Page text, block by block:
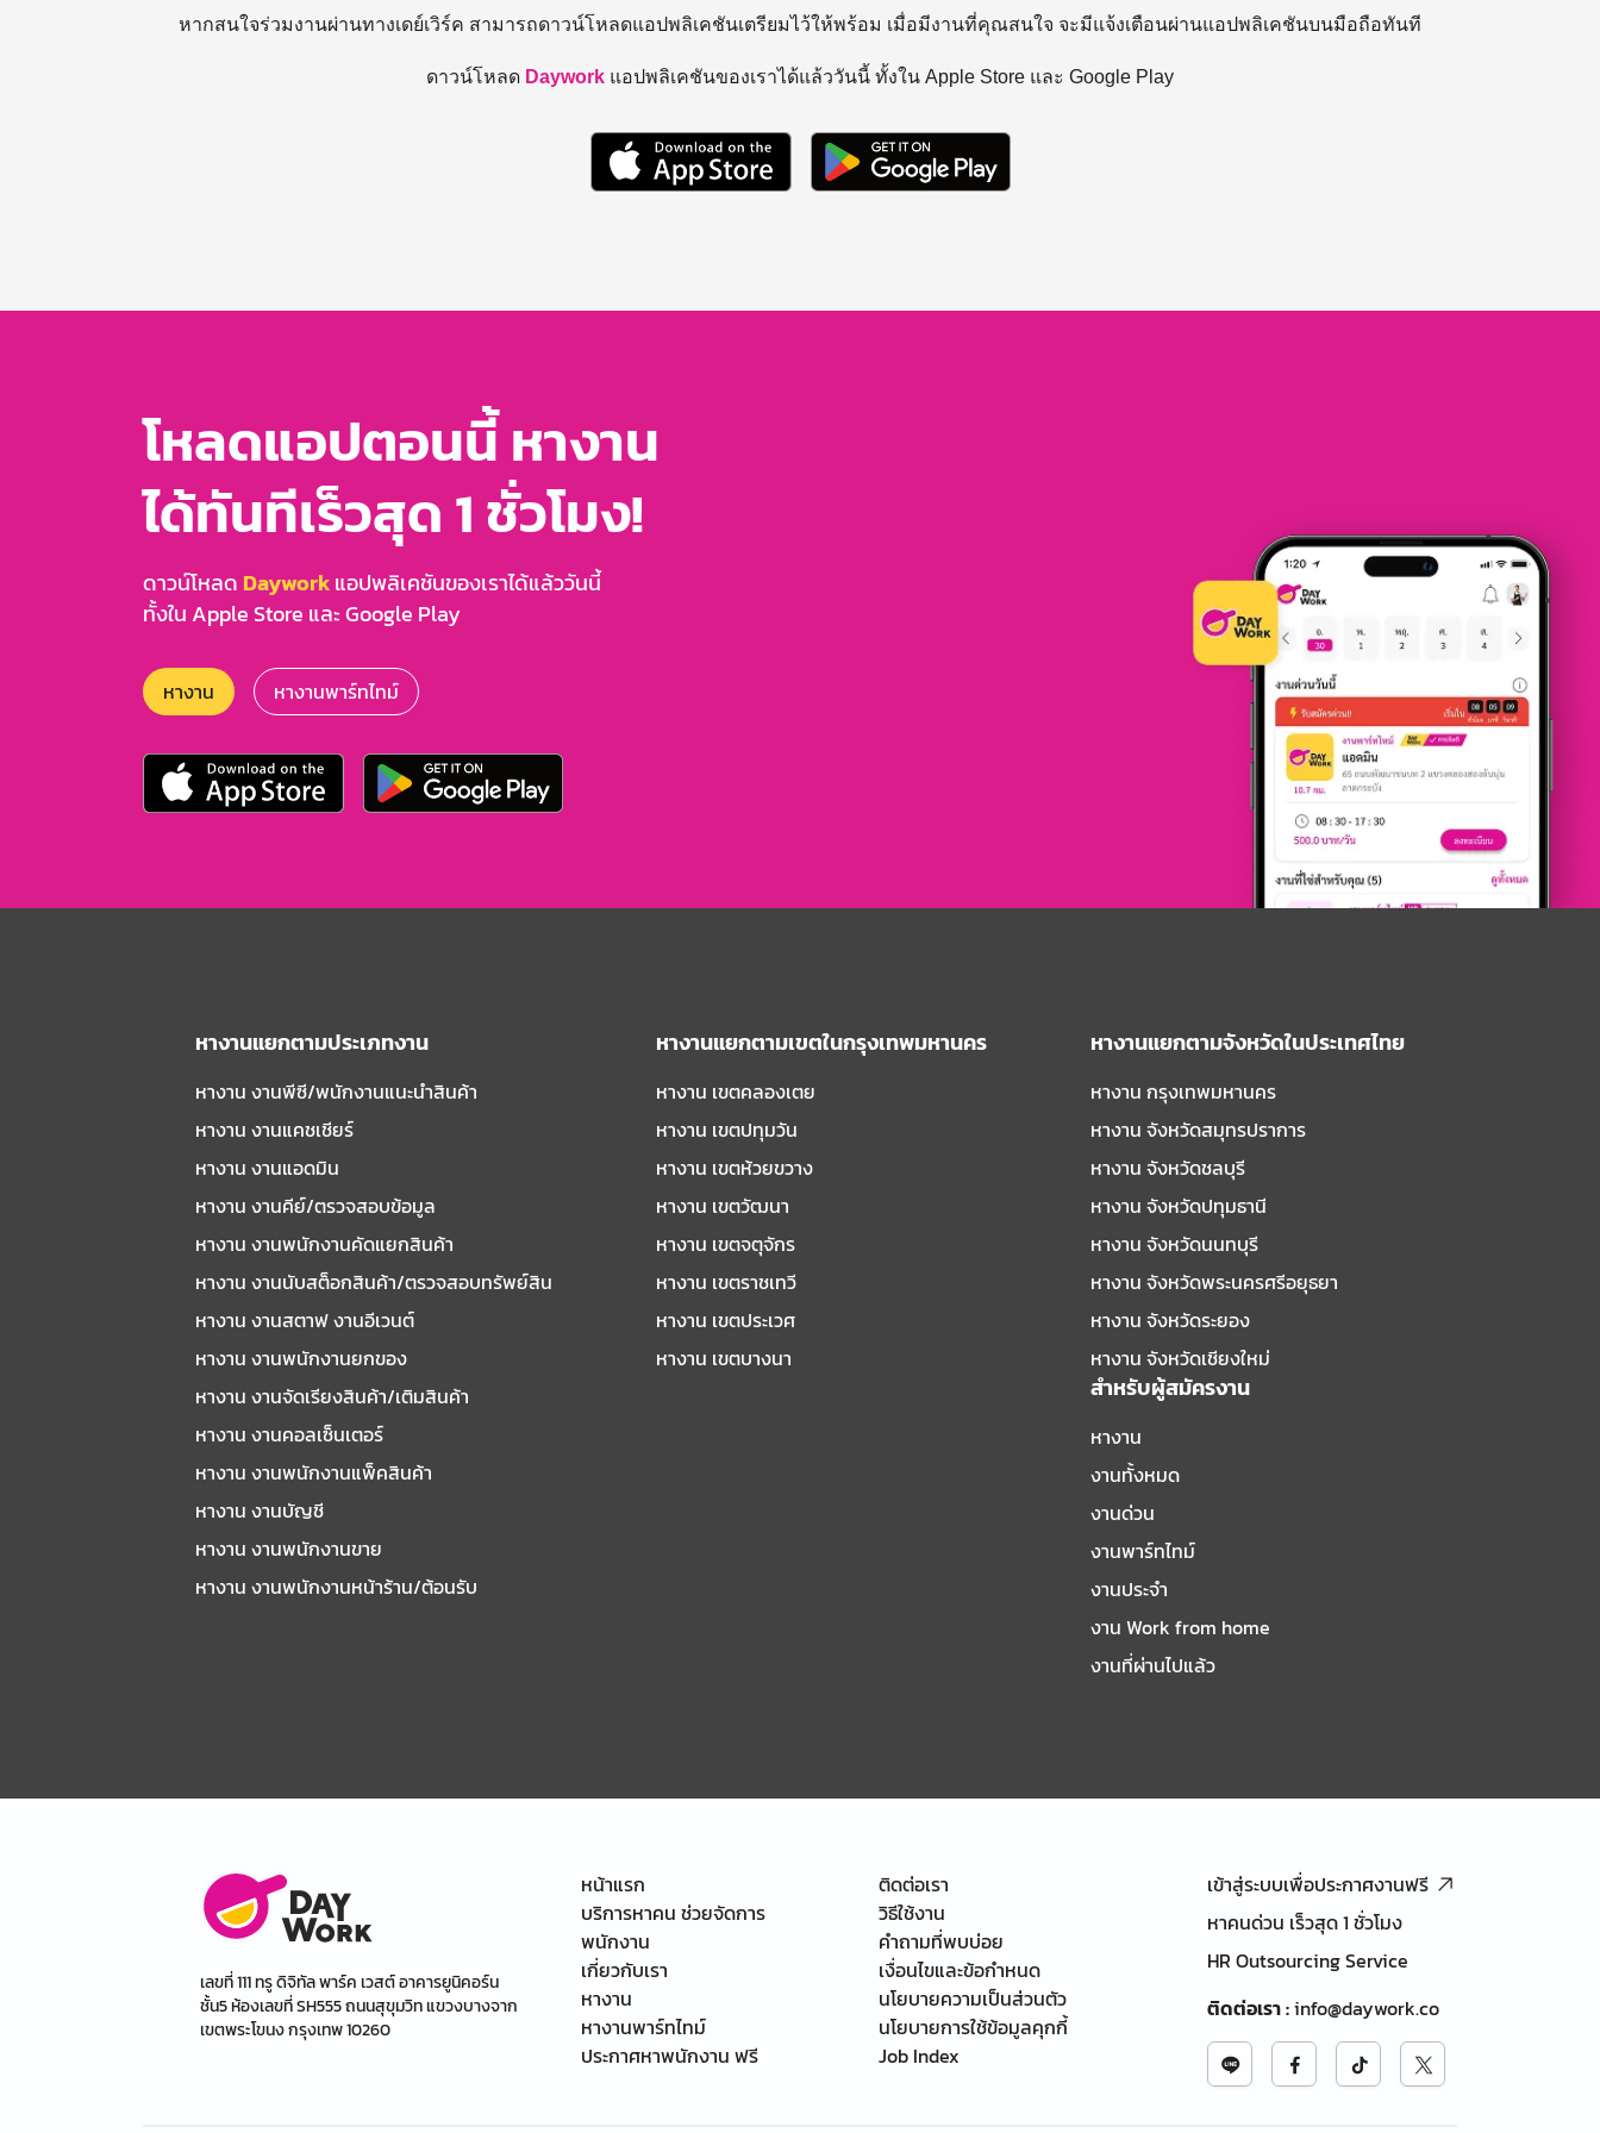
หากสนใจร่วมงานผ่านทางเดย์เวิร์ค สามารถดาวน์โหลดแอปพลิเคชันเตรียมไว้ให้พร้อม เมื่อมีงานที่คุณสนใจ จะมีแจ้งเตือนผ่านแอปพลิเคชันบนมือถือทันที
ดาวน์โหลด Daywork แอปพลิเคชันของเราได้แล้ววันนี้ ทั้งใน Apple Store และ Google Play
โหลดแอปตอนนี้ หางาน
ได้ทันทีเร็วสุด 1 ชั่วโมง!
ดาวน์โหลด Dayworkแอปพลิเคชันของเราได้แล้ววันนี้
ทั้งใน Apple Store และ Google Play
หางาน หางานพาร์ทไทม์
หางานแยกตามประเภทงาน
หางาน งานพีซี/พนักงานแนะนําสินค้า
หางาน งานแคชเชียร์
หางาน งานแอดมิน
หางาน งานคีย์/ตรวจสอบข้อมูล
หางาน งานพนักงานคัดแยกสินค้า
หางาน งานนับสต็อกสินค้า/ตรวจสอบทรัพย์สิน
หางาน งานสตาฟ งานอีเวนต์
หางาน งานพนักงานยกของ
หางาน งานจัดเรียงสินค้า/เติมสินค้า
หางาน งานคอลเซ็นเตอร์
หางาน งานพนักงานแพ็คสินค้า
หางาน งานบัญชี
หางาน งานพนักงานขาย
หางาน งานพนักงานหน้าร้าน/ต้อนรับ
หางานแยกตามเขตในกรุงเทพมหานคร
หางาน เขตคลองเตย
หางาน เขตปทุมวัน
หางาน เขตห้วยขวาง
หางาน เขตวัฒนา
หางาน เขตจตุจักร
หางาน เขตราชเทวี
หางาน เขตประเวศ
หางาน เขตบางนา
หางานแยกตามจังหวัดในประเทศไทย
หางาน กรุงเทพมหานคร
หางาน จังหวัดสมุทรปราการ
หางาน จังหวัดชลบุรี
หางาน จังหวัดปทุมธานี
หางาน จังหวัดนนทบุรี
หางาน จังหวัดพระนครศรีอยุธยา
หางาน จังหวัดระยอง
หางาน จังหวัดเชียงใหม่
สำหรับผู้สมัครงาน
หางาน
งานทั้งหมด
งานด่วน
งานพาร์ทไทม์
งานประจำ
งาน Work from home
งานที่ผ่านไปแล้ว
เลขที่ 111 ทรู ดิจิทัล พาร์ค เวสต์ อาคารยูนิคอร์น
ชั้น5 ห้องเลขที่ SH555 ถนนสุขุมวิท แขวงบางจาก
เขตพระโขนง กรุงเทพ 10260
หน้าแรก
บริการหาคน ช่วยจัดการ
พนักงาน
เกี่ยวกับเรา
หางาน
หางานพาร์ทไทม์
ประกาศหาพนักงาน ฟรี
ติดต่อเรา
วิธีใช้งาน
คำถามที่พบบ่อย
เงื่อนไขและข้อกำหนด
นโยบายความเป็นส่วนตัว
นโยบายการใช้ข้อมูลคุกกี้
Job Index
เข้าสู่ระบบเพื่อประกาศงานฟรี
หาคนด่วน เร็วสุด 1 ชั่วโมง
HR Outsourcing Service
ติดต่อเรา:info@daywork.co